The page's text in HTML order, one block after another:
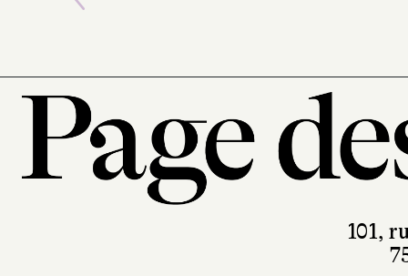
Previous
101,